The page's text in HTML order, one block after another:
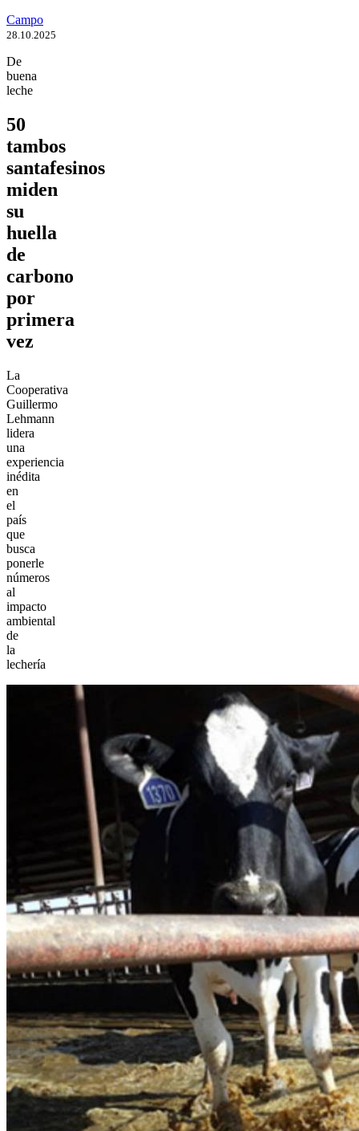
Campo
28.10.2025
De
buena
leche
50
tambos
santafesinos
miden
su
huella
de
carbono
por
primera
vez
La
Cooperativa
Guillermo
Lehmann
lidera
una
experiencia
inédita
en
el
país
que
busca
ponerle
números
al
impacto
ambiental
de
la
lechería